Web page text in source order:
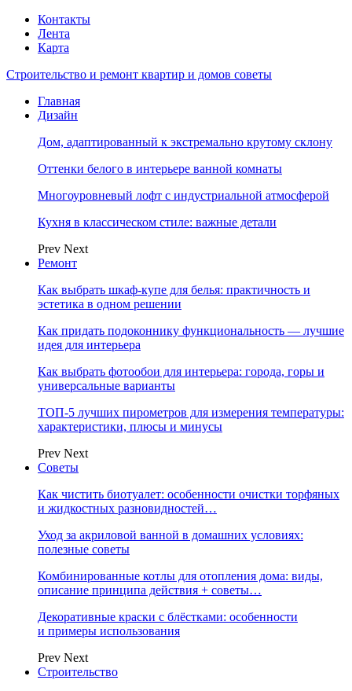
Контакты
Лента
Карта
Строительство и ремонт квартир и домов советы
Главная
Дизайн
Дом, адаптированный к экстремально крутому склону
Оттенки белого в интерьере ванной комнаты
Многоуровневый лофт с индустриальной атмосферой
Кухня в классическом стиле: важные детали
Prev Next
Ремонт
Как выбрать шкаф-купе для белья: практичность и
эстетика в одном решении
Как придать подоконнику функциональность — лучшие
идея для интерьера
Как выбрать фотообои для интерьера: города, горы и
универсальные варианты
ТОП-5 лучших пирометров для измерения температуры:
характеристики, плюсы и минусы
Prev Next
Советы
Как чистить биотуалет: особенности очистки торфяных
и жидкостных разновидностей…
Уход за акриловой ванной в домашних условиях:
полезные советы
Комбинированные котлы для отопления дома: виды,
описание принципа действия + советы…
Декоративные краски с блёстками: особенности
и примеры использования
Prev Next
Строительство